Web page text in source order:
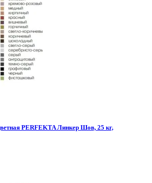
PERFEKTA Линкер Шов, 25 кг,